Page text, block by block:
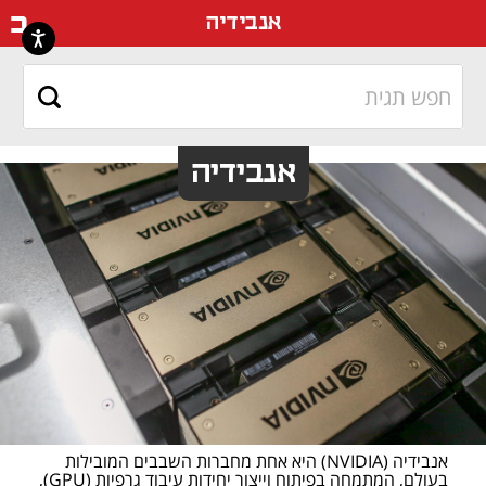
אנבידיה
אנבידיה
אנבידיה (NVIDIA) היא אחת מחברות השבבים המובילות